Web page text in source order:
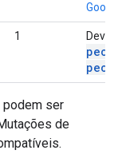
1
podem ser
de